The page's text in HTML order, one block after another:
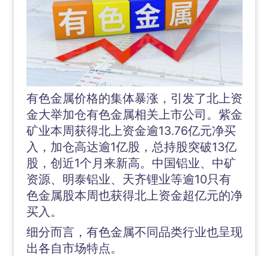
有色金属价格的集体暴涨，引发了北上资
金大举加仓有色金属相关上市公司。紫金
矿业本周获得北上资金逾13.76亿元净买
入，加仓高达逾1亿股，总持股突破13亿
股，创近1个月来新高。中国铝业、中矿
资源、明泰铝业、天齐锂业等逾10只有
色金属股本周也获得北上资金超亿元的净
买入。
细分而言，有色金属不同品类行业也呈现
出各自市场特点。